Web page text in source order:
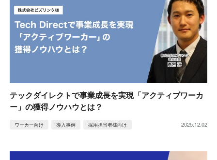
テックダイレクトで事業成長を実現「アクティブワーカ
ー」の獲得ノウハウとは？
ワーカー向け 導入事例 採用担当者様向け 2025.12.02